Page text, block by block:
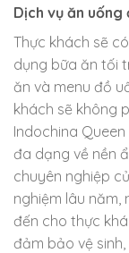
Dịch vụ ăn
Thực khách sẽ
dụng bữa ăn tối
ăn và menu đồ
khách sẽ không
Indochina
đa dạng về nền
chuyên nghiệp
nghiệm lâu
đến cho thực
đảm bảo vệ